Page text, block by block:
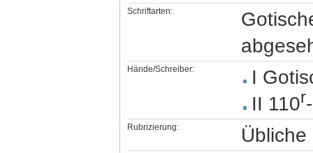
Schriftarten:
Hände/Schreiber:
I
II 110r
Rubrizierung: